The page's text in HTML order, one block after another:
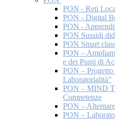
PON - Reti
PON - Digital
PON -
PON Sussidi
PON Smart
PON –
e dei Punti di
PON –
Laboratorialità”
PON – MIND
Competenze
PON –
PON –